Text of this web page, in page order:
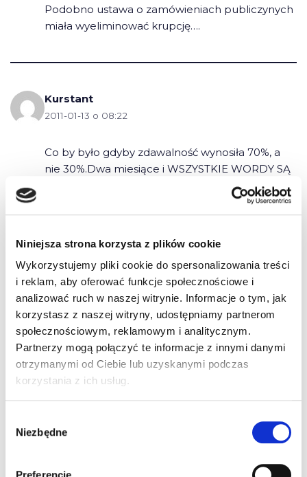
Niniejsza strona korzysta z plików cookie
Wykorzystujemy pliki cookie do spersonalizowania treści
i reklam, aby oferować funkcje społecznościowe i
analizować ruch w naszej witrynie. Informacje o tym, jak
korzystasz z naszej witryny, udostępniamy partnerom
społecznościowym, reklamowym i analitycznym.
Partnerzy mogą połączyć te informacje z innymi danymi
otrzymanymi od Ciebie lub uzyskanymi podczas
korzystania z ich usług.
zgody
Niezbędne
Preferencje
Podobno ustawa o zamówieniach publiczynych
miała wyeliminować krupcję….
Kurstant
2011-01-13 o 08:22
Co by było gdyby zdawalność wynosiła 70%, a
nie 30%.Dwa miesiące i WSZYSTKIE WORDY SĄ
Kolesie z Ministerstwa Infrastruktury…do tego
nie dopuszczą.
Instruktor
Dyrektor WORD-u mówi na odprawie do
egzamintorów „panowie premii nie będzie
ponieważ ilość osób ezgaminowanych spadła o